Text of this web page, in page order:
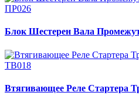
ПР026
Блок Шестерен Вала
ТВ018
Втягивающее Реле Стартера